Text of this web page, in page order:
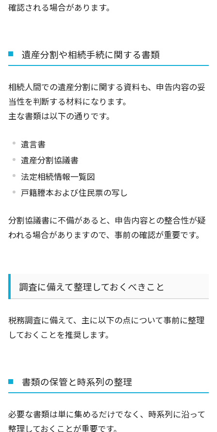
確認される場合があります。
遺産分割や相続手続に関する書類
相続人間での遺産分割に関する資料も、申告内容の妥
当性を判断する材料になります。
主な書類は以下の通りです。
遺言書
遺産分割協議書
法定相続情報一覧図
戸籍謄本および住民票の写し
分割協議書に不備があると、申告内容との整合性が疑
われる場合がありますので、事前の確認が重要です。
調査に備えて整理しておくべきこと
税務調査に備えて、主に以下の点について事前に整理
しておくことを推奨します。
書類の保管と時系列の整理
必要な書類は単に集めるだけでなく、時系列に沿って
整理しておくことが重要です。